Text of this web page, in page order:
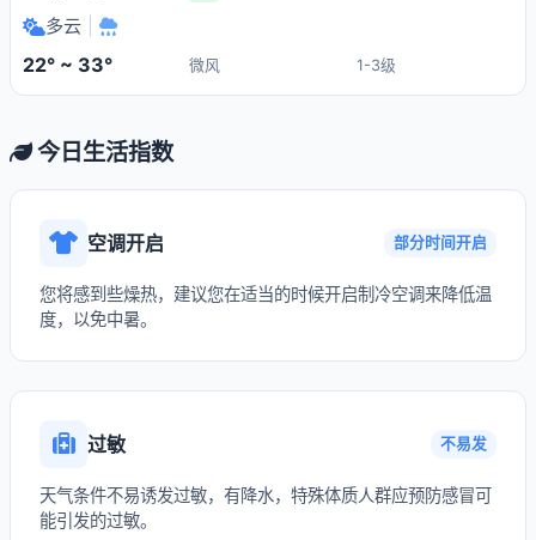
多云
22° ~ 33° 微风 1-3级
今日生活指数
空调开启 部分时间开启
您将感到些燥热，建议您在适当的时候开启制冷空调来降低温
度，以免中暑。
过敏 不易发
天气条件不易诱发过敏，有降水，特殊体质人群应预防感冒可
能引发的过敏。